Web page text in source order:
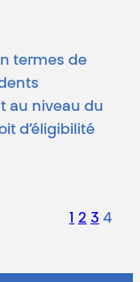
termes de
au niveau du
d’éligibilité
1 2 3 4